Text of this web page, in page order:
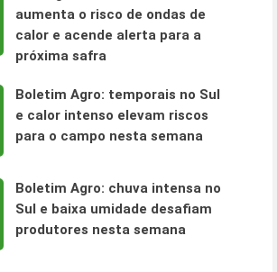
aumenta o risco de ondas de
calor e acende alerta para a
próxima safra
Boletim Agro: temporais no Sul
e calor intenso elevam riscos
para o campo nesta semana
Boletim Agro: chuva intensa no
Sul e baixa umidade desafiam
produtores nesta semana